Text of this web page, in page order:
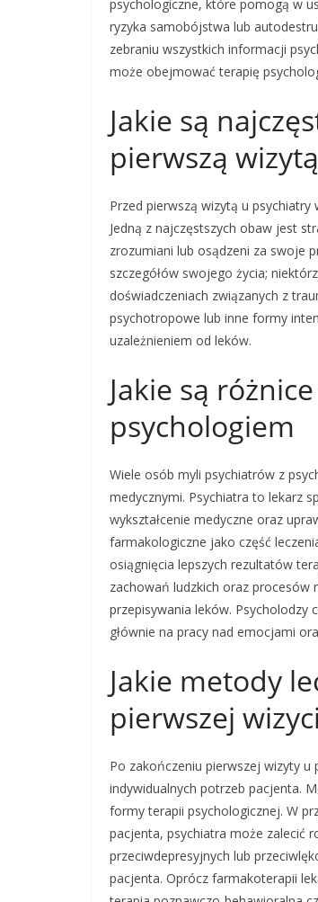
psychologiczne, które pomogą w
ryzyka samobójstwa lub
zebraniu wszystkich informacji
może obejmować terapię
Jakie są
pierwszą wizytą
Przed pierwszą wizytą u
Jedną z najczęstszych obaw jest
zrozumiani lub osądzeni za swoje
szczegółów swojego życia;
doświadczeniach związanych z
psychotropowe lub inne formy
uzależnieniem od leków.
Jakie są
psychologiem
Wiele osób myli psychiatrów z
medycznymi. Psychiatra to lekarz
wykształcenie medyczne oraz
farmakologiczne jako część
osiągnięcia lepszych rezultatów
zachowań ludzkich oraz procesów
przepisywania leków. Psycholodzy
głównie na pracy nad emocjami
Jakie metody
pierwszej
Po zakończeniu pierwszej wizyty
indywidualnych potrzeb pacjenta.
formy terapii psychologicznej. W
pacjenta, psychiatra może zalecić
przeciwdepresyjnych lub
pacjenta. Oprócz farmakoterapii